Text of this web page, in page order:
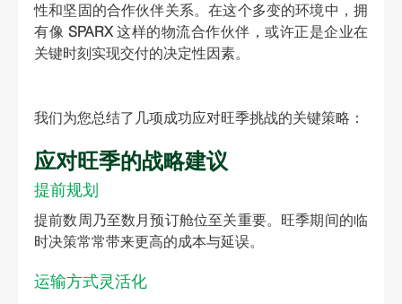
性和坚固的合作伙伴关系。在这个多变的环境中，拥
有像 SPARX 这样的物流合作伙伴，或许正是企业在
关键时刻实现交付的决定性因素。
我们为您总结了几项成功应对旺季挑战的关键策略：
应对旺季的战略建议
提前规划
提前数周乃至数月预订舱位至关重要。旺季期间的临
时决策常常带来更高的成本与延误。
运输方式灵活化